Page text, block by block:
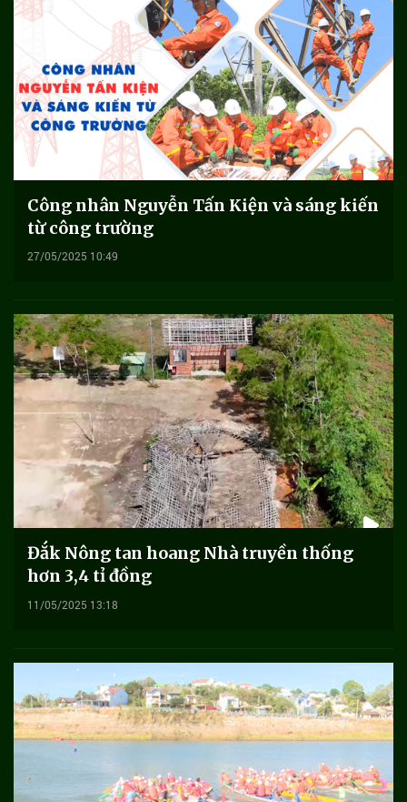
Công nhân Nguyễn Tấn Kiện và sáng kiến
từ công trường
27/05/2025 10:49
Đắk Nông tan hoang Nhà truyền thống
hơn 3,4 tỉ đồng
11/05/2025 13:18